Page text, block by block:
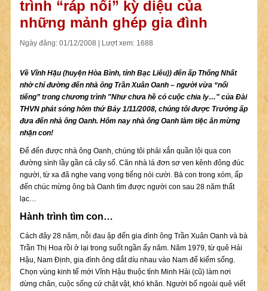
trình “ráp nối” kỳ diệu của
những mảnh ghép gia đình
Ngày đăng: 01/12/2008 | Lượt xem: 1688
Về Vĩnh Hậu (huyện Hòa Bình, tỉnh Bạc Liêu)) đến ấp Thống Nhất
nhờ chỉ đường đến nhà ông Trần Xuân Oanh – người vừa “nổi
tiếng” trong chương trình "Như chưa hề có cuộc chia ly…" của Đài
THVN phát sóng hôm thứ Bảy 1/11/2008, chúng tôi được Trưởng ấp
đưa đến nhà ông Oanh. Hôm nay nhà ông Oanh làm tiệc ăn mừng
nhận con!
Để đến được nhà ông Oanh, chúng tôi phải xắn quần lội qua con
đường sình lầy gần cả cây số. Căn nhà lá đơn sơ ven kênh đông đúc
người, từ xa đã nghe vang vọng tiếng nói cười. Bà con trong xóm, ấp
đến chúc mừng ông bà Oanh tìm được người con sau 28 năm thất
lạc…
Hành trình tìm con…
Cách đây 28 năm, nỗi đau ập đến gia đình ông Trần Xuân Oanh và bà
Trần Thị Hoa rồi ở lại trong suốt ngần ấy năm. Năm 1979, từ quê Hải
Hậu, Nam Định, gia đình ông dắt díu nhau vào Nam để kiếm sống.
Chọn vùng kinh tế mới Vĩnh Hậu thuộc tỉnh Minh Hải (cũ) làm nơi
dừng chân, cuộc sống cứ chật vật, khó khăn. Người bố ngoài quê viết